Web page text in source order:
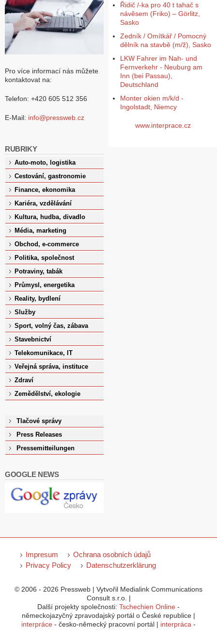
Pro více informací nás můžete
kontaktovat na:
Telefon: +420 605 512 356
E-Mail: info@pressweb.cz
RUBRIKY
Auto-moto, logistika
Cestování, gastronomie
Finance, ekonomika
Kariéra, vzdělávání
Kultura, hudba, divadlo
Média, marketing
Obchod, e-commerce
Politika, společnost
Potraviny, tabák
Průmysl, energetika
Reality, bydlení
Služby
Sport, volný čas, zábava
Stavebnictví
Telekomunikace, IT
Veřejná správa, instituce
Zdraví
Zemědělství, ekologie
Tlačové správy
Press Releases
Pressemitteilungen
GOOGLE NEWS
Řidič /-ka pro 40 t tahač s
návěsem (Friko) – Görlitz,
Sasko
Zedník / Omítkář / Pomocný
dělník na stavbě (m/ž), Sasko
LKW Fahrer im Nah- und
Fernverkehr - Neuburg am
Inn (bei Passau),
Deutschland
Monter okien m/k/d -
Ingolstadt, Niemcy
www.interprace.cz
Impresum
Ochrana osobních údajů
Privacy Policy
Datenschutzerklärung
© 2006 - 2026 Pressweb | Vytvořil Medialink Communications
Consult s.r.o. |
Další projekty společnosti: Tschechien Online -
německojazyčný zpravodajský portál o České republice |
interpráce - česko-německý pracovní portál | interpráca -